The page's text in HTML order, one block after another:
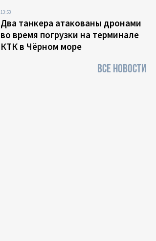
13:53
Два танкера атакованы дронами
во время погрузки на терминале
КТК в Чёрном море
ВСЕ НОВОСТИ